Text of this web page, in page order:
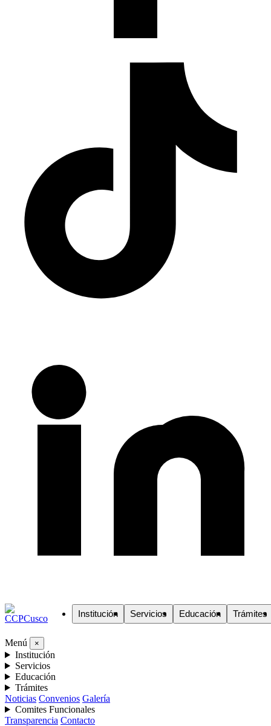
Institución Servicios Educación Trámites
Menú ×
Institución
Servicios
Educación
Trámites
Noticias Convenios Galería
Comites Funcionales
Transparencia Contacto